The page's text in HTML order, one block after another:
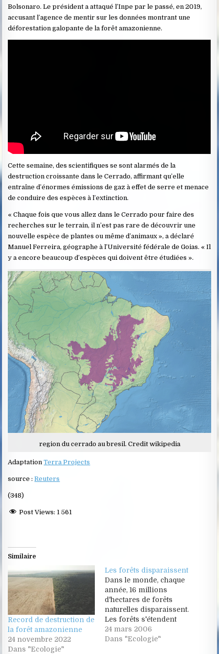
Bolsonaro. Le président a attaqué l’Inpe par le passé, en 2019,
accusant l’agence de mentir sur les données montrant une
déforestation galopante de la forêt amazonienne.
Cette semaine, des scientifiques se sont alarmés de la
destruction croissante dans le Cerrado, affirmant qu’elle
entraîne d’énormes émissions de gaz à effet de serre et menace
de conduire des espèces à l’extinction.
« Chaque fois que vous allez dans le Cerrado pour faire des
recherches sur le terrain, il n’est pas rare de découvrir une
nouvelle espèce de plantes ou même d’animaux », a déclaré
Manuel Ferreira, géographe à l’Université fédérale de Goias. « Il
y a encore beaucoup d’espèces qui doivent être étudiées ».
region du cerrado au bresil. Credit wikipedia
AdaptationTerra Projects
source :Reuters
(348)
Post Views: 1 561
Similaire
Record de destruction de
la forêt amazonienne
24 novembre 2022
Dans "Ecologie"
Les forêts disparaissent
Dans le monde, chaque
année, 16 millions
d'hectares de forêts
naturelles disparaissent.
Les forêts s'étendent
actuellement sur près de
4 milliards d'hectares,
24 mars 2006
Dans "Ecologie"